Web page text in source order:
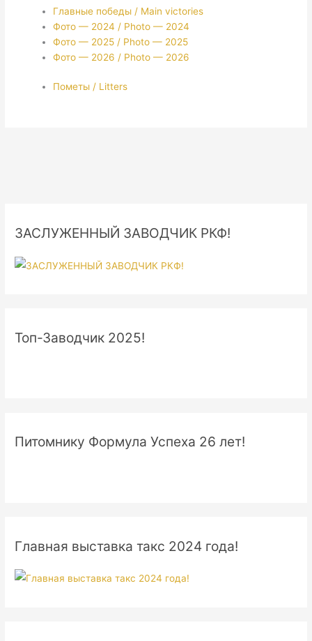
Главные победы / Main victories
Фото — 2024 / Photo — 2024
Фото — 2025 / Photo — 2025
Фото — 2026 / Photo — 2026
Пометы / Litters
ЗАСЛУЖЕННЫЙ ЗАВОДЧИК РКФ!
Топ-Заводчик 2025!
Питомнику Формула Успеха 26 лет!
Главная выставка такс 2024 года!